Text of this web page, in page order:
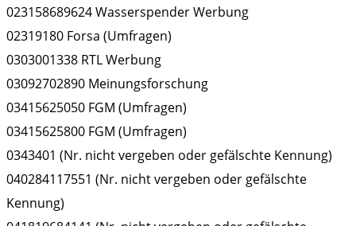
023158689624 Wasserspender Werbung
02319180 Forsa (Umfragen)
0303001338 RTL Werbung
03092702890 Meinungsforschung
03415625050 FGM (Umfragen)
03415625800 FGM (Umfragen)
0343401 (Nr. nicht vergeben oder gefälschte Kennung)
040284117551 (Nr. nicht vergeben oder gefälschte
Kennung)